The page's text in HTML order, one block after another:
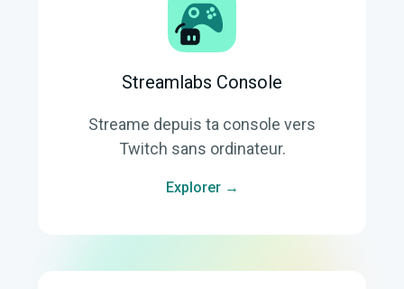
Streamlabs Console
Streame depuis ta console vers
Twitch sans ordinateur.
Explorer →